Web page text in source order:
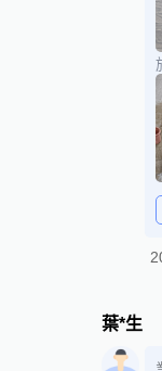
葉*生